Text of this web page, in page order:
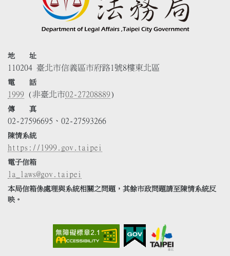
地 址
110204 臺北市信義區市府路1號8樓東北區
電 話
1999 (非臺北市02-27208889)
傳 真
02-27596695、02-27593266
陳情系統
https://1999.gov.taipei
電子信箱
la_laws@gov.taipei
本局信箱係處理與系統相關之問題，其餘市政問題請至陳情系統反
映。